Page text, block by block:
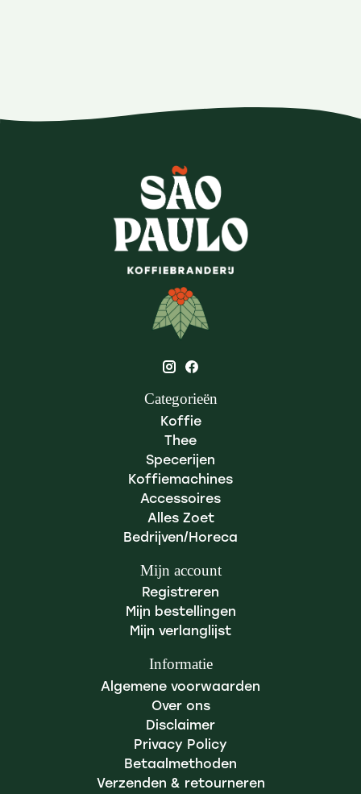
Categorieën
Koffie
Thee
Specerijen
Koffiemachines
Accessoires
Alles Zoet
Bedrijven/Horeca
Mijn account
Registreren
Mijn bestellingen
Mijn verlanglijst
Informatie
Algemene voorwaarden
Over ons
Disclaimer
Privacy Policy
Betaalmethoden
Verzenden & retourneren